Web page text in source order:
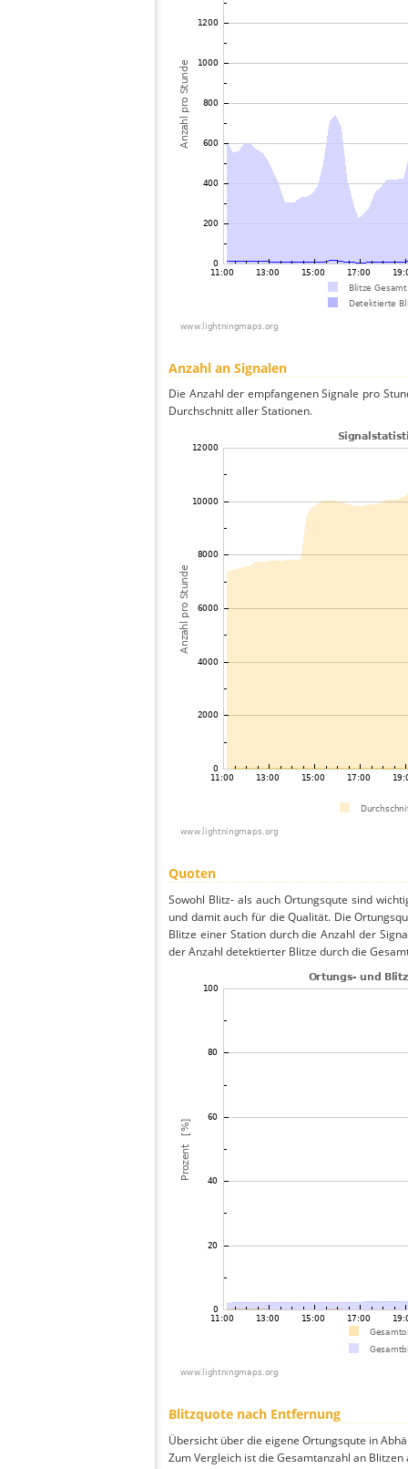
Anzahl an Signalen
Die Anzahl der empfangenen Signale pro
Durchschnitt aller Stationen.
Quoten
Sowohl Blitz- als auch Ortungsqute sind
und damit auch für die Qualität. Die
Blitze einer Station durch die Anzahl der
der Anzahl detektierter Blitze durch die
Blitzquote nach Entfernung
Übersicht über die eigene Ortungsqute in
Zum Vergleich ist die Gesamtanzahl an